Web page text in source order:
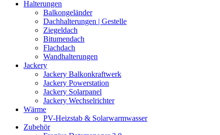
Halterungen
Balkongeländer
Dachhalterungen | Gestelle
Ziegeldach
Bitumendach
Flachdach
Wandhalterungen
Jackery
Jackery Balkonkraftwerk
Jackery Powerstation
Jackery Solarpanel
Jackery Wechselrichter
Wärme
PV-Heizstab & Solarwarmwasser
Zubehör